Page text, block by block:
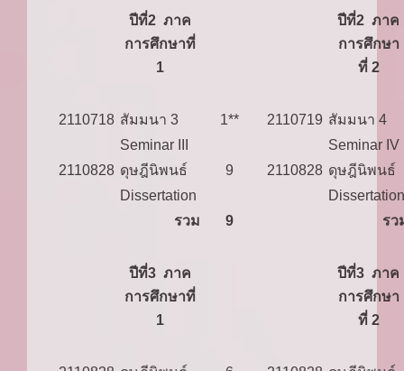
ปีที่2 ภาค
การศึกษาที่
1
ปีที่2 ภาค
การศึกษา
ที่ 2
2110718 สัมมนา 3 1** 2110719 สัมมนา 4
Seminar III
Seminar IV
2110828 ดุษฎีนิพนธ์ 9 2110828 ดุษฎีนิพนธ์
Dissertation
Dissertation
รวม
9 รว
ปีที่3 ภาค
การศึกษาที่
1
ปีที่3 ภาค
การศึกษา
ที่ 2